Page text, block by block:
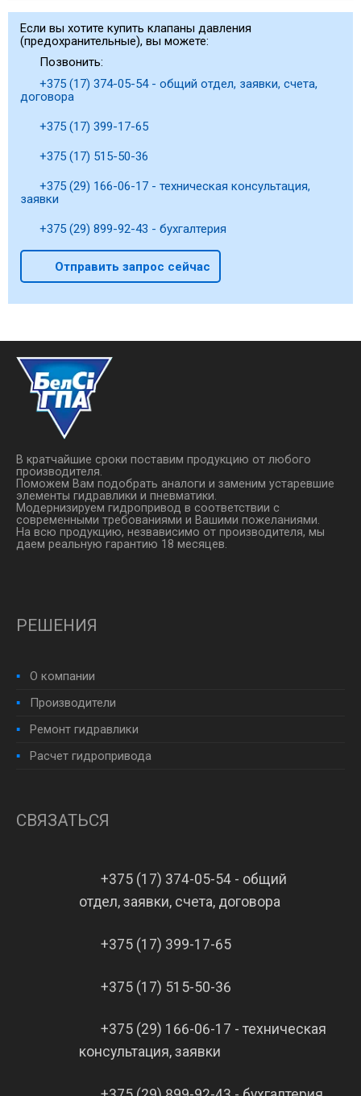
Если вы хотите купить клапаны давления
(предохранительные), вы можете:
Позвонить:
+375 (17) 374-05-54 - общий отдел, заявки, счета,
договора
+375 (17) 399-17-65
+375 (17) 515-50-36
+375 (29) 166-06-17 - техническая консультация,
заявки
+375 (29) 899-92-43 - бухгалтерия
Отправить запрос сейчас
В кратчайшие сроки поставим продукцию от любого
производителя.
Поможем Вам подобрать аналоги и заменим устаревшие
элементы гидравлики и пневматики.
Модернизируем гидропривод в соответствии с
современными требованиями и Вашими пожеланиями.
На всю продукцию, незвависимо от производителя, мы
даем реальную гарантию 18 месяцев.
РЕШЕНИЯ
О компании
Производители
Ремонт гидравлики
Расчет гидропривода
СВЯЗАТЬСЯ
+375 (17) 374-05-54 - общий
отдел, заявки, счета, договора
+375 (17) 399-17-65
+375 (17) 515-50-36
+375 (29) 166-06-17 - техническая
консультация, заявки